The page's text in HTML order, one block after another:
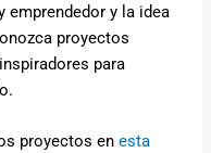
emprendedor y la idea
proyectos
para
proyectos en esta